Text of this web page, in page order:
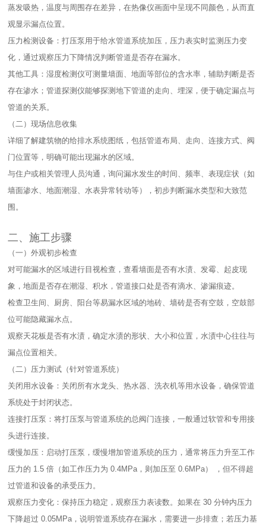
蒸发吸热，温度与周围存在差异，在热像仪画面中呈现不同颜色，从而直
观显示漏点位置。​
压力检测设备：打压泵用于给水管道系统加压，压力表实时监测压力变
化，通过观察压力下降情况判断管道是否存在漏水。​
其他工具：湿度检测仪可测量墙面、地面等部位的含水率，辅助判断是否
存在渗水；管道探测仪能够探测地下管道的走向、埋深，便于确定漏点与
管道的关系。​
（二）现场信息收集​
详细了解建筑物的给排水系统图纸，包括管道布局、走向、连接方式、阀
门位置等，明确可能出现漏水的区域。​
与住户或相关管理人员沟通，询问漏水发生的时间、频率、表现症状（如
墙面渗水、地面潮湿、水表异常转动等），初步判断漏水类型和大致范
围。​
二、施工步骤​
（一）外观初步检查​
对可能漏水的区域进行目视检查，查看墙面是否有水渍、发霉、起皮现
象，地面是否存在潮湿、积水，管道接口处是否有滴水、渗漏痕迹。​
检查卫生间、厨房、阳台等易漏水区域的地砖、墙砖是否有空鼓，空鼓部
位可能隐藏漏水点。​
观察天花板是否有水渍，确定水渍的形状、大小和位置，水渍中心往往与
漏点位置相关。​
（二）压力测试（针对管道系统）​
关闭用水设备：关闭所有水龙头、热水器、洗衣机等用水设备，确保管道
系统处于封闭状态。​
连接打压泵：将打压泵与管道系统的总阀门连接，一般通过软管和专用接
头进行连接。​
缓慢加压：启动打压泵，缓慢增加管道系统的压力，通常将压力升至工作
压力的 1.5 倍（如工作压力为 0.4MPa，则加压至 0.6MPa） ，但不得超
过管道和设备的承受压力。​
观察压力变化：保持压力稳定，观察压力表读数。如果在 30 分钟内压力
下降超过 0.05MPa，说明管道系统存在漏水，需要进一步排查；若压力基